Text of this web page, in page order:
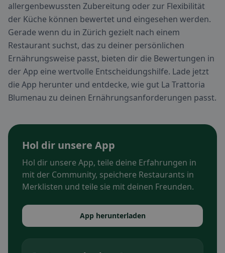
allergenbewussten Zubereitung oder zur Flexibilität
der Küche können bewertet und eingesehen werden.
Gerade wenn du in Zürich gezielt nach einem
Restaurant suchst, das zu deiner persönlichen
Ernährungsweise passt, bieten dir die Bewertungen in
der App eine wertvolle Entscheidungshilfe. Lade jetzt
die App herunter und entdecke, wie gut La Trattoria
Blumenau zu deinen Ernährungsanforderungen passt.
Hol dir unsere App
Hol dir unsere App, teile deine Erfahrungen in
mit der Community, speichere Restaurants in
Merklisten und teile sie mit deinen Freunden.
App herunterladen